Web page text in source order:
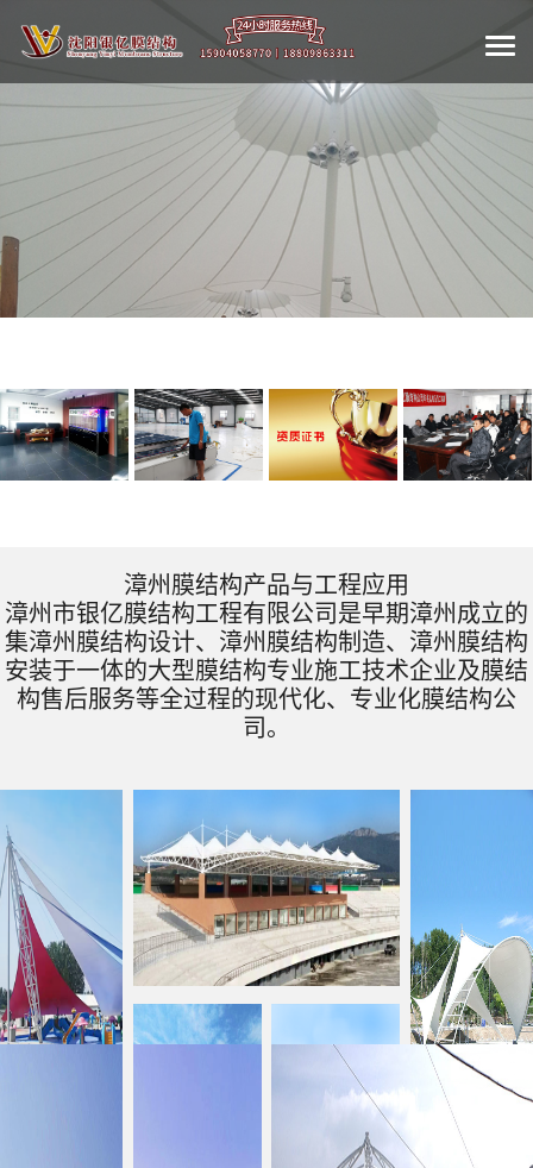
漳州膜结构产品与工程应用
漳州市银亿膜结构工程有限公司是早期漳州成立的
集漳州膜结构设计、漳州膜结构制造、漳州膜结构
安装于一体的大型膜结构专业施工技术企业及膜结
构售后服务等全过程的现代化、专业化膜结构公
司。